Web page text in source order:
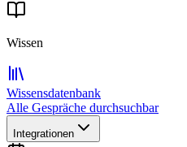
Wissen
Wissensdatenbank
Alle Gespräche durchsuchbar
Integrationen